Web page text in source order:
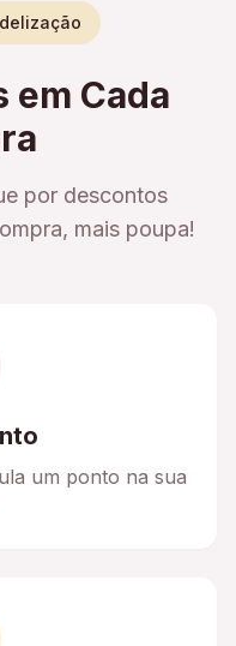
em Cada
por descontos
mais poupa!
um ponto na sua